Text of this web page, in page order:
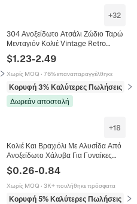
σε Βραχιόλια
+32
304 Ανοξείδωτο Ατσάλι Ζώδιο Ταρώ
Μενταγιόν Κολιέ Vintage Retro
Αλυσίδα Κοσμήματα Άνδρες
Γυναίκες
$1.23-2.49
Χωρίς MOQ · 76% επαναπαραγγέλθηκε
Κορυφή 3% Καλύτερες Πωλήσεις
σε
Δωρεάν αποστολή
+18
Κολιέ Και Βραχιόλι Με Αλυσίδα Από
Ανοξείδωτο Χάλυβα Για Γυναίκες
Άνδρες Μινιμαλιστικό Hip Hop
Αξεσουάρ Κοσμημάτων DIY
$0.26-0.84
Χωρίς MOQ · 3K+ πουλήθηκε πρόσφατα
Κορυφή 5% Καλύτερες Πωλήσεις
σε